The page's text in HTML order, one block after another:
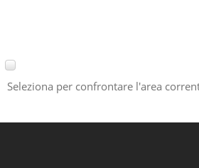
Seleziona per confrontare l'area